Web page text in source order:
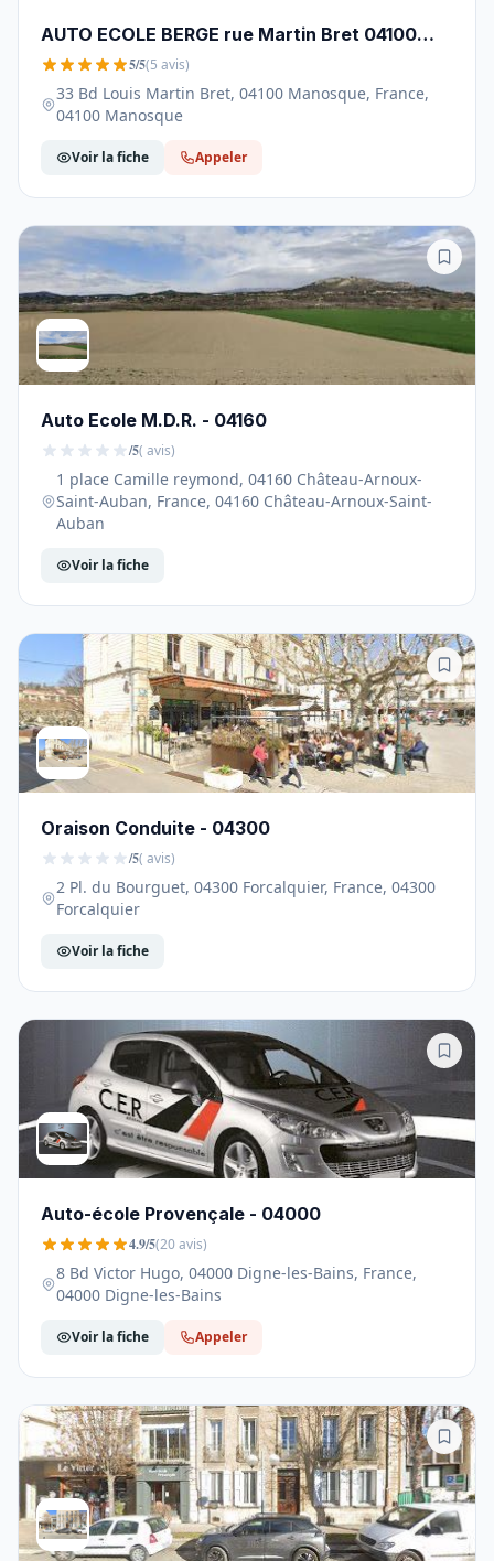
AUTO ECOLE BERGE rue Martin Bret 04100
Manosque - 04100
5/5(5 avis)
33 Bd Louis Martin Bret, 04100 Manosque, France,
04100 Manosque
Voir la fiche Appeler
Auto Ecole M.D.R. - 04160
/5( avis)
1 place Camille reymond, 04160 Château-Arnoux-
Saint-Auban, France, 04160 Château-Arnoux-Saint-
Auban
Voir la fiche
Oraison Conduite - 04300
/5( avis)
2 Pl. du Bourguet, 04300 Forcalquier, France, 04300
Forcalquier
Voir la fiche
Auto-école Provençale - 04000
4.9/5(20 avis)
8 Bd Victor Hugo, 04000 Digne-les-Bains, France,
04000 Digne-les-Bains
Voir la fiche Appeler